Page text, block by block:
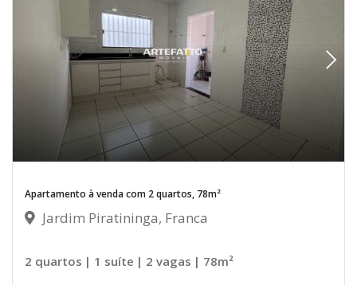
Apartamento à venda com 2 quartos, 78m²
Jardim Piratininga, Franca
2 quartos | 1 suíte | 2 vagas | 78m²